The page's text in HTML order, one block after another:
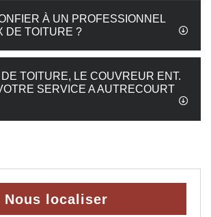
À UN PROFESSIONNEL
DE TOITURE ?
TOITURE, LE COUVREUR ENT.
SERVICE A AUTRECOURT
Nous localiser